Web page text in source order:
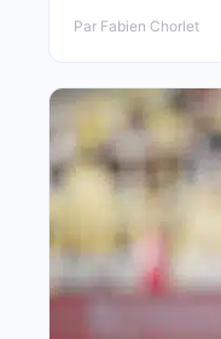
Par Fabien Chorlet